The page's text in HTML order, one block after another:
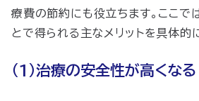
療費の節約にも役立ちます。ここで
とで得られる主なメリットを具体的
（1）治療の安全性が高くなる